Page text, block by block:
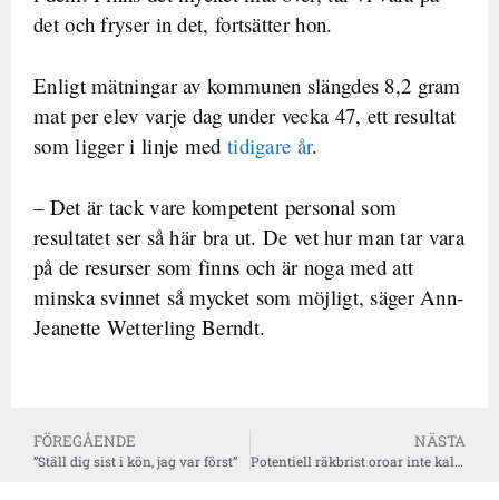
det och fryser in det, fortsätter hon.
Enligt mätningar av kommunen slängdes 8,2 gram
mat per elev varje dag under vecka 47, ett resultat
som ligger i linje med tidigare år.
– Det är tack vare kompetent personal som
resultatet ser så här bra ut. De vet hur man tar vara
på de resurser som finns och är noga med att
minska svinnet så mycket som möjligt, säger Ann-
Jeanette Wetterling Berndt.
FÖREGÅENDE
”Ställ dig sist i kön, jag var först”
NÄSTA
Potentiell räkbrist oroar inte kalmarbutik